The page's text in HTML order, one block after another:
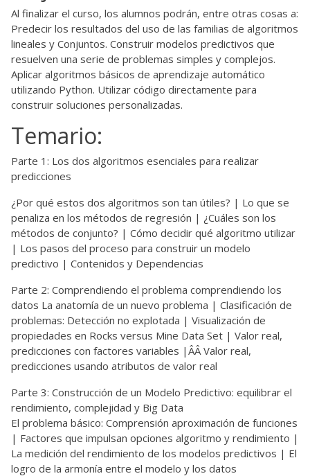
Al finalizar el curso, los alumnos podrán, entre otras cosas a:
Predecir los resultados del uso de las familias de algoritmos
lineales y Conjuntos. Construir modelos predictivos que
resuelven una serie de problemas simples y complejos.
Aplicar algoritmos básicos de aprendizaje automático
utilizando Python. Utilizar código directamente para
construir soluciones personalizadas.
Temario:
Parte 1: Los dos algoritmos esenciales para realizar
predicciones
¿Por qué estos dos algoritmos son tan útiles? | Lo que se
penaliza en los métodos de regresión | ¿Cuáles son los
métodos de conjunto? | Cómo decidir qué algoritmo utilizar
| Los pasos del proceso para construir un modelo
predictivo | Contenidos y Dependencias
Parte 2: Comprendiendo el problema comprendiendo los
datos La anatomía de un nuevo problema | Clasificación de
problemas: Detección no explotada | Visualización de
propiedades en Rocks versus Mine Data Set | Valor real,
predicciones con factores variables |ÂÂ Valor real,
predicciones usando atributos de valor real
Parte 3: Construcción de un Modelo Predictivo: equilibrar el
rendimiento, complejidad y Big Data
El problema básico: Comprensión aproximación de funciones
| Factores que impulsan opciones algoritmo y rendimiento |
La medición del rendimiento de los modelos predictivos | El
logro de la armonía entre el modelo y los datos